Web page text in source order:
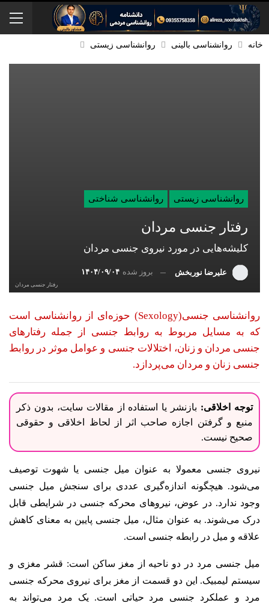
خانه روانشناسی بالینی روانشناسی زیستی
روانشناسی زیستی روانشناسی شناختی
رفتار جنسی مردان
کلیشه‌هایی در مورد نیروی جنسی مردان
علیرضا نوربخش بروز شده ۱۴۰۴/۰۹/۰۴
رفتار جنسی مردان
روانشناسی جنسی(Sexology) حوزه‌ای از روانشناسی است
که به مسایل مربوط به روابط جنسی از جمله رفتارهای
جنسی مردان و زنان، اختلالات جنسی و عوامل موثر در روابط
جنسی زنان و مردان می‌پردازد.
توجه اخلاقی: بازنشر یا استفاده از مقالات سایت، بدون ذکر
منبع و گرفتن اجازه صاحب اثر از لحاظ اخلاقی و حقوقی
صحیح نیست.
نیروی جنسی معمولا به عنوان میل جنسی یا شهوت توصیف
می‌شود. هیچگونه اندازه‌گیری عددی برای سنجش میل جنسی
وجود ندارد. در عوض، نیروهای محرکه جنسی در شرایطی قابل
درک می‌شوند. به عنوان مثال، میل جنسی پایین به معنای کاهش
علاقه و میل در رابطه جنسی است.
میل جنسی مرد در دو ناحیه از مغز ساکن است: قشر مغزی و
سیستم لیمبیک. این دو قسمت از مغز برای نیروی محرکه جنسی
مرد و عملکرد جنسی مرد حیاتی است. یک مرد می‌تواند به